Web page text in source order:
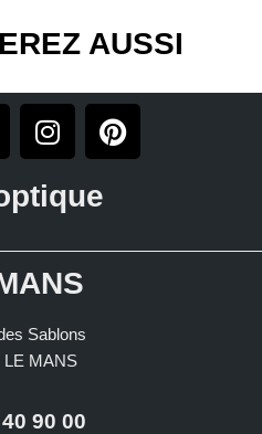
AUSSI
Sablons
LE MANS
90 00